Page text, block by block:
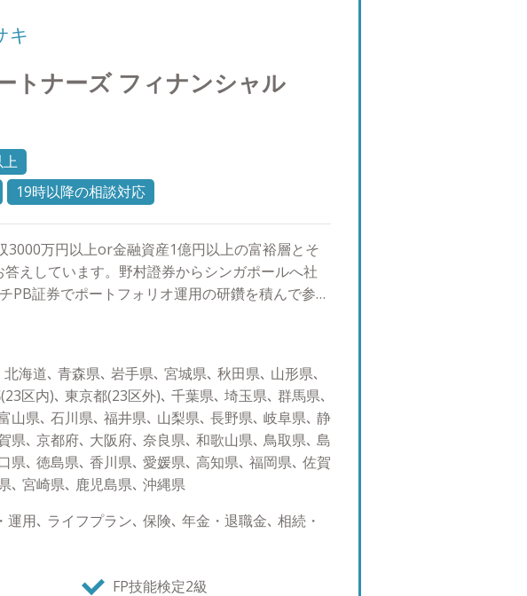
キ
トナーズ フィナンシャル
19時以降の相談対応
3000万円以上or金融資産1億円以上の富裕層とそ
えしています。野村證券からシンガポールへ社
PB証券でポートフォリオ運用の研鑽を積んで参り
相続を含めた資産承継、事業承継、投資教育、
。そのそれぞれについて海外を含めて経験を10
すでにアドバイザーが担当しているお客様も、こ
満足いただけるサービスをご提供できるかと存じ
リオ分析と債券運用への取り組み】 ポートフォリ
いう機関投資家含めたプロ投資家が愛用する専用
提供しています。債券運用のスキルは三菱UFJメリ
シンガポールへの社費留学経験を活かし、海外の
ポートフォリオ・債券運用を行っている、ある
期待にお応え出来るサービスを提供させて頂け
したいというご要望を多くいただくため、個別
海道､ 青森県､ 岩手県､ 宮城県､ 秋田県､ 山形県､
区内)､ 東京都(23区外)､ 千葉県､ 埼玉県､ 群馬県､
山県､ 石川県､ 福井県､ 山梨県､ 長野県､ 岐阜県､ 静
県､ 京都府､ 大阪府､ 奈良県､ 和歌山県､ 鳥取県､ 島
県､ 徳島県､ 香川県､ 愛媛県､ 高知県､ 福岡県､ 佐賀
､ 宮崎県､ 鹿児島県､ 沖縄県
用､ ライフプラン､ 保険､ 年金・退職金､ 相続・
FP技能検定2級